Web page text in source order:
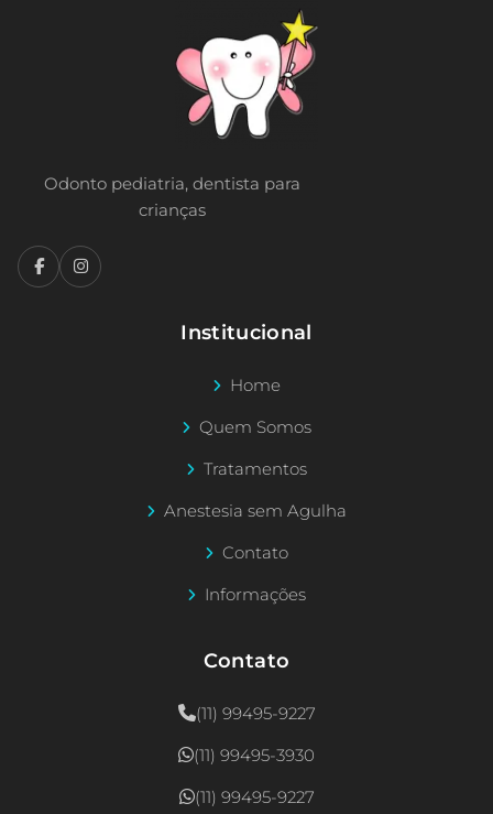
Odonto pediatria, dentista para
crianças
Institucional
Home
Quem Somos
Tratamentos
Anestesia sem Agulha
Contato
Informações
Contato
(11) 99495-9227
(11) 99495-3930
(11) 99495-9227